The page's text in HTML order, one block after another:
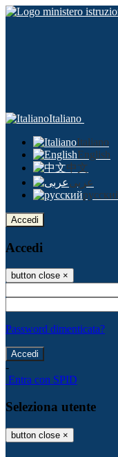
Italiano
Italiano
English
中文
عربى
Accedi
Accedi
button close ×
Password dimenticata?
-
Entra con SPID
Seleziona utente
button close ×